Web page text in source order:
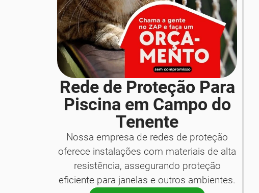
Rede de Proteção Para
Piscina em Campo do
Tenente
Nossa empresa de redes de proteção
oferece instalações com materiais de alta
resistência, assegurando proteção
eficiente para janelas e outros ambientes.